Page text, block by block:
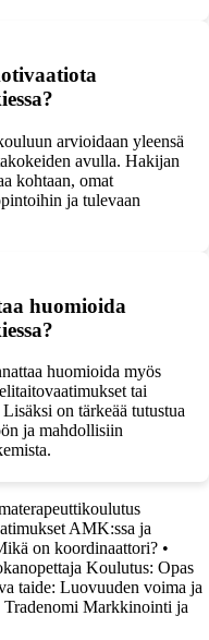
arvioidaan yleensä
avulla. Hakijan
kohtaan, omat
ja tulevaan
huomioida
huomioida myös
tai
on tärkeää tutustua
ja mahdollisiin
AMK:ssa ja
on koordinaattori? •
Koulutus: Opas
taide: Luovuuden voima ja
Tradenomi Markkinointi ja